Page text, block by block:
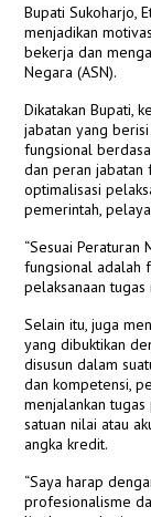
Bupati Sukoharjo,
menjadikan
bekerja dan
Negara (ASN).
Dikatakan Bupati,
jabatan yang
fungsional
dan peran jabatan
optimalisasi
pemerintah,
“Sesuai Peraturan
fungsional adalah
pelaksanaan tugas
Selain itu, juga
yang dibuktikan
disusun dalam
dan kompetensi,
menjalankan
satuan nilai atau
angka kredit.
“Saya harap
profesionalisme